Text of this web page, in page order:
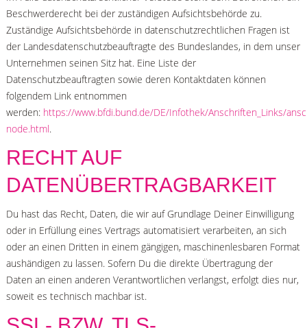
Beschwerderecht bei der zuständigen Aufsichtsbehörde zu.
Zuständige Aufsichtsbehörde in datenschutzrechtlichen Fragen ist
der Landesdatenschutzbeauftragte des Bundeslandes, in dem unser
Unternehmen seinen Sitz hat. Eine Liste der
Datenschutzbeauftragten sowie deren Kontaktdaten können
folgendem Link entnommen
werden: https://www.bfdi.bund.de/DE/Infothek/Anschriften_Links/
node.html.
RECHT AUF
DATENÜBERTRAGBARKEIT
Du hast das Recht, Daten, die wir auf Grundlage Deiner Einwilligung
oder in Erfüllung eines Vertrags automatisiert verarbeiten, an sich
oder an einen Dritten in einem gängigen, maschinenlesbaren Format
aushändigen zu lassen. Sofern Du die direkte Übertragung der
Daten an einen anderen Verantwortlichen verlangst, erfolgt dies nur,
soweit es technisch machbar ist.